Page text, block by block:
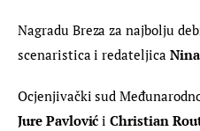
Nagradu Breza za najbolju
scenaristica i redateljica
Ocjenjivački sud
Jure Pavlović i Christian